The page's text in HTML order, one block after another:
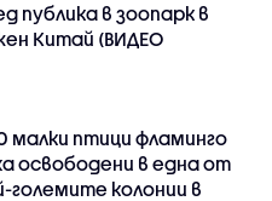
публика в зоопарк в
Китай (ВИДЕО
малки птици фламинго
освободени в една от
големите колонии в